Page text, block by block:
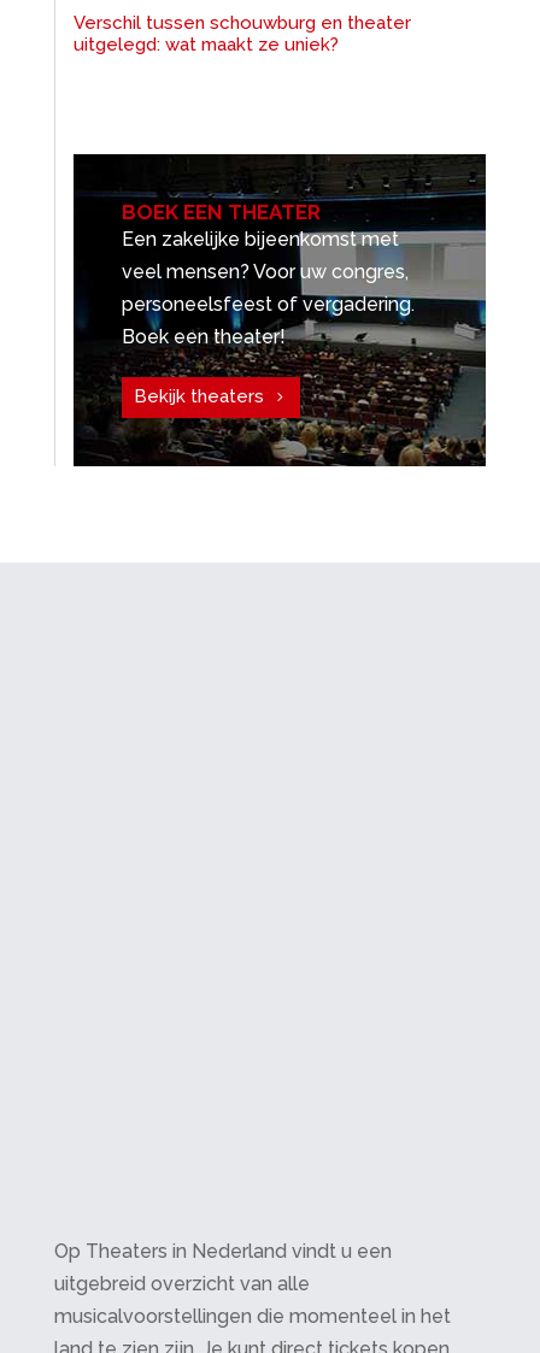
Verschil tussen schouwburg en theater
uitgelegd: wat maakt ze uniek?
BOEK EEN THEATER
Een zakelijke bijeenkomst met
veel mensen? Voor uw congres,
personeelsfeest of vergadering.
Boek een theater!
Bekijk theaters
Op Theaters in Nederland vindt u een
uitgebreid overzicht van alle
musicalvoorstellingen die momenteel in het
land te zien zijn. Je kunt direct tickets kopen